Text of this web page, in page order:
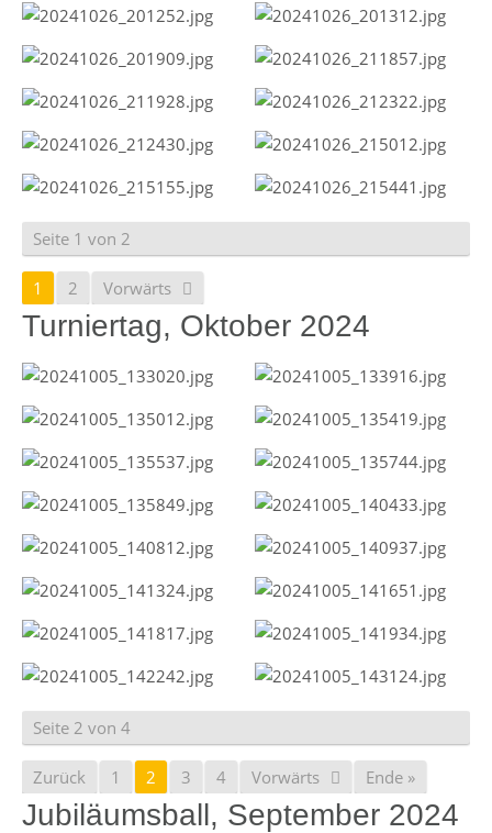
Seite 1 von 2
1 2 Vorwärts
Turniertag, Oktober 2024
Seite 2 von 4
Zurück 1 2 3 4 Vorwärts Ende »
Jubiläumsball, September 2024